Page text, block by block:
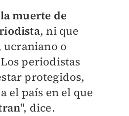
muerte de
, ni que
ucraniano o
periodistas
protegidos,
el país en el que
", dice.